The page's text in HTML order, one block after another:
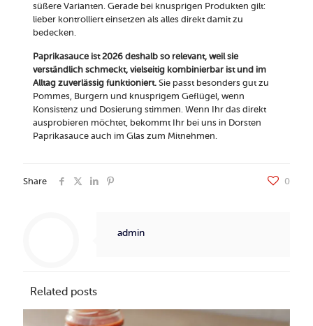
süßere Varianten. Gerade bei knusprigen Produkten gilt:
lieber kontrolliert einsetzen als alles direkt damit zu
bedecken.
Paprikasauce ist 2026 deshalb so relevant, weil sie
verständlich schmeckt, vielseitig kombinierbar ist und im
Alltag zuverlässig funktioniert.Sie passt besonders gut zu
Pommes, Burgern und knusprigem Geflügel, wenn
Konsistenz und Dosierung stimmen. Wenn Ihr das direkt
ausprobieren möchtet, bekommt Ihr bei uns in Dorsten
Paprikasauce auch im Glas zum Mitnehmen.
Share 0
admin
Related posts